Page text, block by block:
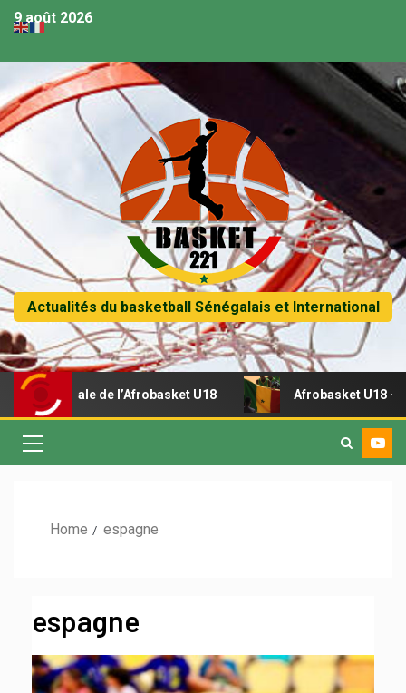
9 août 2026
Actualités du basketball Sénégalais et International
l’Afrobasket U18 Afrobasket U18 – Suivez en direct
Home espagne
espagne